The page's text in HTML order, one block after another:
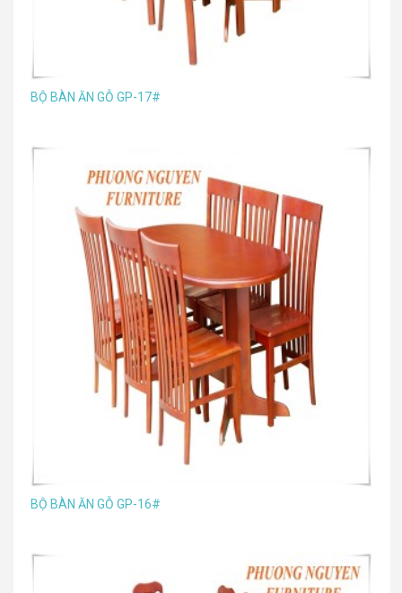
BỘ BÀN ĂN GỖ GP-17#
BỘ BÀN ĂN GỖ GP-16#